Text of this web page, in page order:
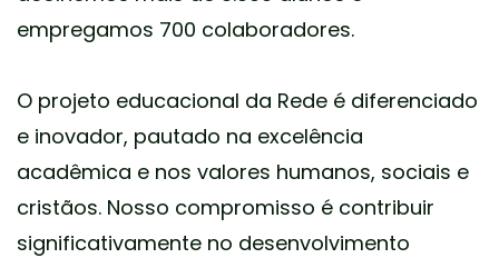
empregamos 700 colaboradores.
O projeto educacional da Rede é diferenciado
e inovador, pautado na excelência
acadêmica e nos valores humanos, sociais e
cristãos. Nosso compromisso é contribuir
significativamente no desenvolvimento